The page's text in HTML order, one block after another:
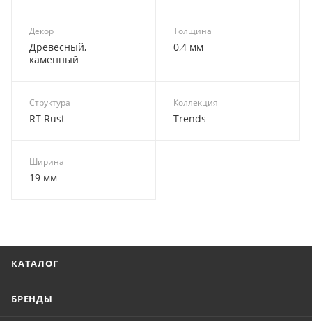
Декор
Древесный,
каменный
Толщина
0,4 мм
Структура
RT Rust
Коллекция
Trends
Ширина
19 мм
КАТАЛОГ
БРЕНДЫ